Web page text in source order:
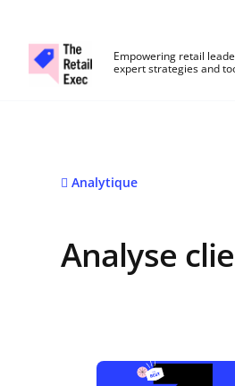
Empowering retail
expert strategies and
Analytique
Analyse